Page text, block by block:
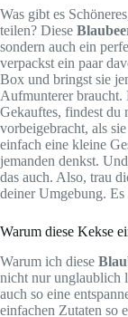
Was gibt es
teilen? Diese
sondern auch ein
verpackst ein paar
Box und bringst sie
Aufmunterer braucht.
Gekauftes, findest du
vorbeigebracht, als
einfach eine kleine
jemanden denkst.
das auch. Also, trau
deiner Umgebung.
Warum diese Kekse
Warum ich diese
nicht nur unglaublich
auch so eine
einfachen Zutaten so